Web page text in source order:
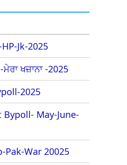
Jk-2025
ਖਜ਼ਾਨਾ -2025
2025
May-June-
Pak-War 20025